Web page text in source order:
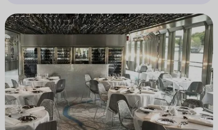
expérience culinaire exceptionnelle dans un cadre
emblématique.